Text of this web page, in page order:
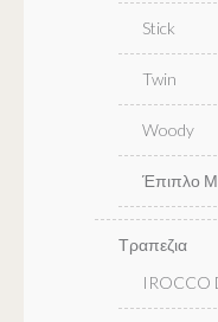
Stick
Twin
Woody
Έπιπλο
Τραπεζια
IROCCO